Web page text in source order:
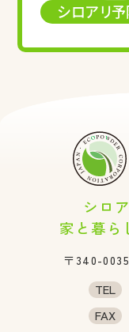
シロアリ
シロ
家と暮ら
〒340-0035
TEL
FAX